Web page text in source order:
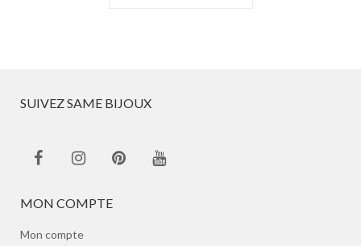
SUIVEZ SAME BIJOUX
MON COMPTE
Mon compte